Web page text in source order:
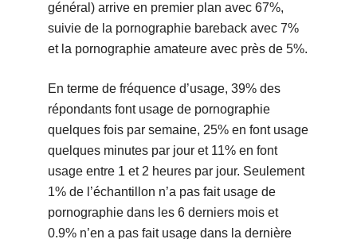
général) arrive en premier plan avec 67%,
suivie de la pornographie bareback avec 7%
et la pornographie amateure avec près de 5%.
En terme de fréquence d’usage, 39% des
répondants font usage de pornographie
quelques fois par semaine, 25% en font usage
quelques minutes par jour et 11% en font
usage entre 1 et 2 heures par jour. Seulement
1% de l’échantillon n’a pas fait usage de
pornographie dans les 6 derniers mois et
0.9% n’en a pas fait usage dans la dernière